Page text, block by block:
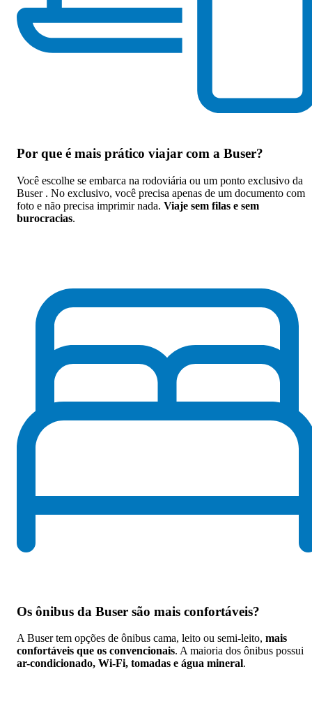
Por que é mais prático viajar com a Buser?
Você escolhe se embarca na rodoviária ou um ponto exclusivo da
Buser . No exclusivo, você precisa apenas de um documento com
foto e não precisa imprimir nada. Viaje sem filas e sem
burocracias.
Os ônibus da Buser são mais confortáveis?
A Buser tem opções de ônibus cama, leito ou semi-leito, mais
confortáveis que os convencionais. A maioria dos ônibus possui
ar-condicionado, Wi-Fi, tomadas e água mineral.